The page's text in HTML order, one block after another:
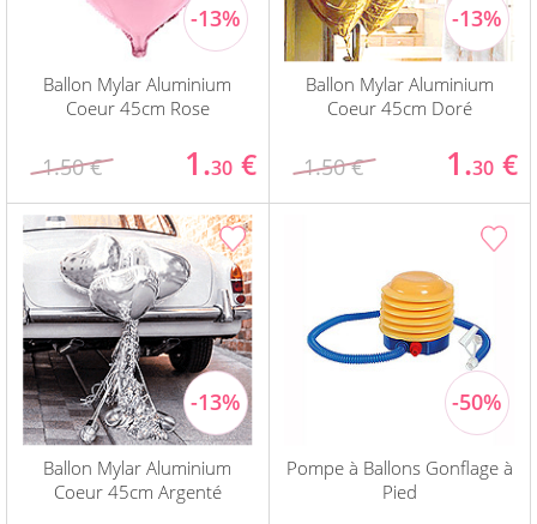
Ballon Mylar Aluminium
Coeur 45cm Rose
1.50 € 1.30 €
Ballon Mylar Aluminium
Coeur 45cm Doré
1.50 € 1.30 €
Ballon Mylar Aluminium
Coeur 45cm Argenté
Pompe à Ballons Gonflage à
Pied